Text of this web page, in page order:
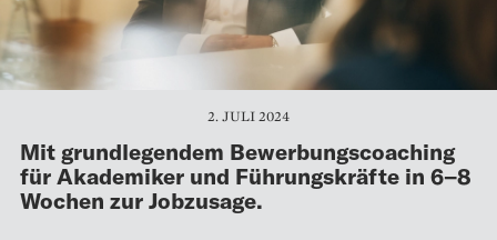
2. JULI 2024
Mit grundlegendem Bewerbungscoaching
für Akademiker und Führungskräfte in 6–8
Wochen zur Jobzusage.